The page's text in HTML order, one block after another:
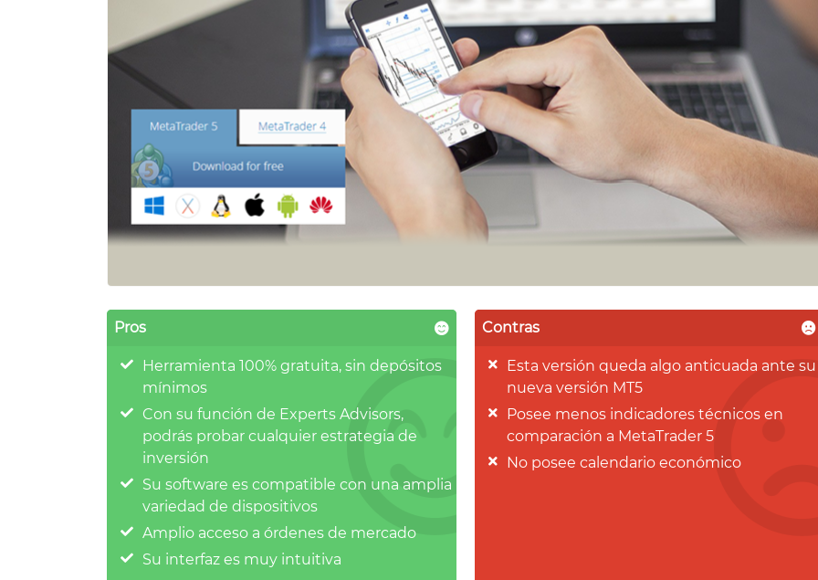
Pros
Herramienta 100% gratuita, sin depósitos
mínimos
Con su función de Experts Advisors,
podrás probar cualquier estrategia de
inversión
Su software es compatible con una amplia
variedad de dispositivos
Amplio acceso a órdenes de mercado
Su interfaz es muy intuitiva
Contras
Esta versión queda algo anticuada ante su
nueva versión MT5
Posee menos indicadores técnicos en
comparación a MetaTrader 5
No posee calendario económico